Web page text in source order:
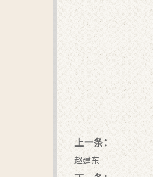
上一条：
赵建东